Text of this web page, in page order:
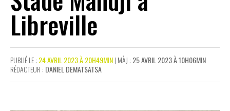
Libreville
PUBLIÉ LE : 24 AVRIL 2023 À 20H49MIN| MÀJ : 25 AVRIL 2023 À 10H06MIN
RÉDACTEUR : DANIEL DEMATSATSA